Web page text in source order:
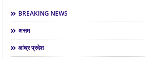
BREAKING NEWS
असम
आंध्र प्रदेश